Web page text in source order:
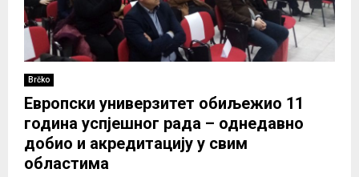
Brčko
Европски универзитет обиљежио 11
година успјешног рада – однедавно
добио и акредитацију у свим
областима